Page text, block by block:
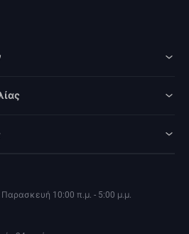
10:00 π.μ. - 5:00 μ.μ.